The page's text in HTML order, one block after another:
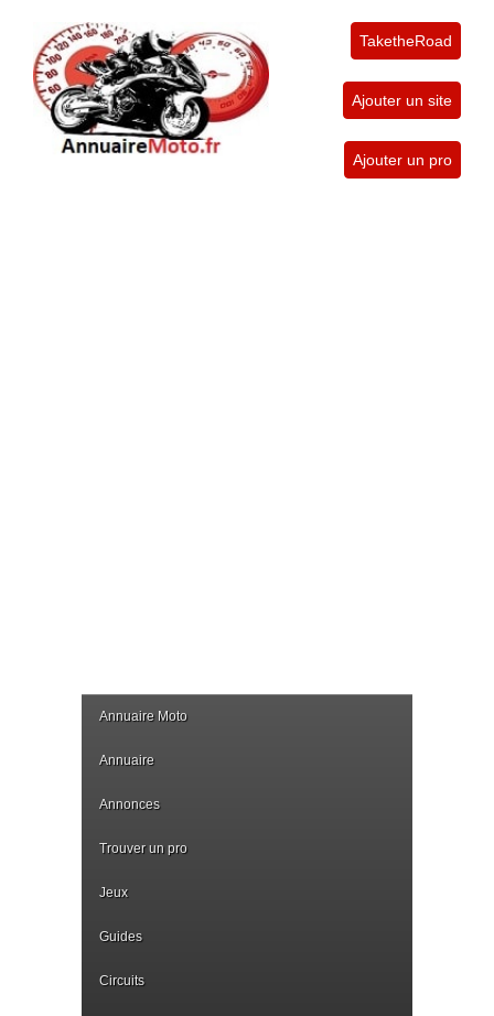
TaketheRoad
Ajouter un site
Ajouter un pro
Annuaire Moto
Annuaire
Annonces
Trouver un pro
Jeux
Guides
Circuits